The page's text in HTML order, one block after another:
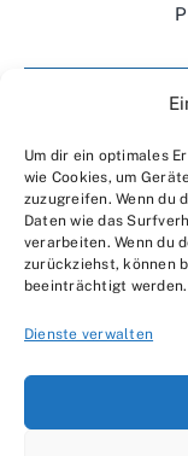
Um dir ein optimales
wie Cookies, um
zuzugreifen. Wenn du
Daten wie das
verarbeiten. Wenn du
zurückziehst, können
beeinträchtigt werden.
Dienste verwalten